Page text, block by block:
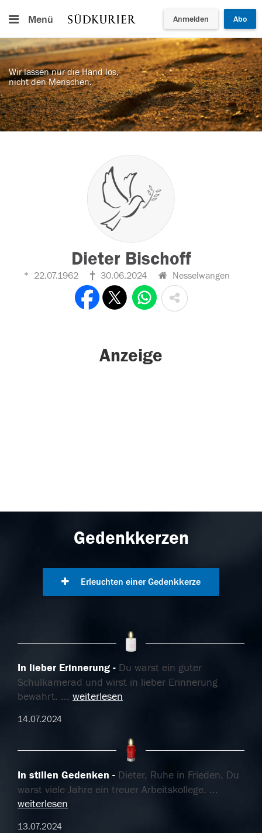
Menü Anmelden Abo
Wir lassen nur die Hand los,
nicht den Menschen.
Dieter Bischoff
22.07.1962 30.06.2024 Nesselwangen
Anzeige
Gedenkkerzen
Erleuchten einer Gedenkkerze
In lieber Erinnerung
Du warst ein guter
Schulkamerad und wirst in lieber Erinnerung
bewahrt. ... weiterlesen
14.07.2024
In stillen Gedenken
Dieter, Ruhe in Frieden. Du
warst viele Jahre ein treuer Arbeitskollege. ...
weiterlesen
13.07.2024